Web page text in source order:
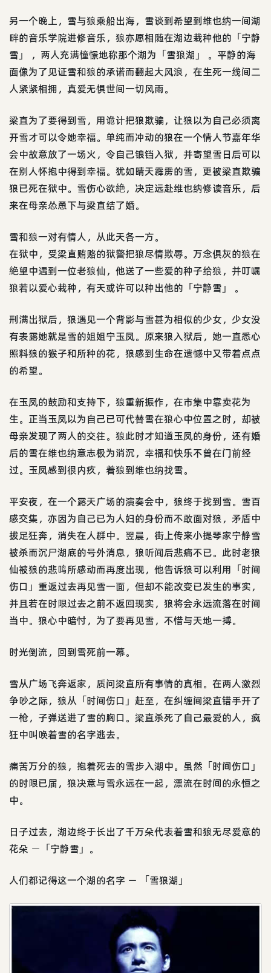
另一个晚上，雪与狼乘船出海，雪谈到希望到维也纳一间湖
畔的音乐学院进修音乐，狼亦愿相随在湖边栽种他的「宁静
雪」 ，两人充满憧憬地称那个湖为「雪狼湖」 。平静的海
面像为了见证雪和狼的承诺而翻起大风浪，在生死一线间二
人紧紧相拥，真爱无惧世间一切风雨。
梁直为了要得到雪，用诡计把狼欺骗，让狼以为自己必须离
开雪才可以令她幸福。单纯而冲动的狼在一个情人节嘉年华
会中故意放了一场火，令自己锒铛入狱，并寄望雪日后可以
在别人怀抱中得到幸福。犹如晴天霹雳的雪，更被梁直欺骗
狼已死在狱中。雪伤心欲絶，决定远赴维也纳修读音乐，后
来在母亲怂恿下与梁直结了婚。
雪和狼一对有情人，从此天各一方。
在狱中，受梁直贿赂的狱警把狼尽情欺辱。万念俱灰的狼在
絶望中遇到一位老狼仙，他送了一些爱的种子给狼，并叮嘱
狼若以爱心栽种，有天或许可以种出他的「宁静雪」 。
刑满出狱后，狼遇见一个背影与雪甚为相似的少女，少女没
有表露她就是雪的姐姐宁玉凤。原来狼入狱后，她一直悉心
照料狼的猴子和所种的花，狼感到生命在遗憾中又带着点点
的希望。
在玉凤的鼓励和支持下，狼重新振作，在市集中靠卖花为
生。正当玉凤以为自己已可代替雪在狼心中位置之时，却被
母亲发现了两人的交往。狼此时才知道玉凤的身份，还有婚
后的雪在维也纳意志极为消沉，幸福和快乐不曾在门前经
过。玉凤感到很内疚，着狼到维也纳找雪。
平安夜，在一个露天广场的演奏会中，狼终于找到雪。雪百
感交集，亦因为自己已为人妇的身份而不敢面对狼，矛盾中
拔足狂奔，消失在人群中。翌晨，街上传来小提琴家宁静雪
被杀而沉尸湖底的号外消息，狼听闻后悲痛不已。此时老狼
仙被狼的悲鸣所感动而再度出现，他告诉狼可以利用「时间
伤口」重返过去再见雪一面，但却不能改变已发生的事实，
并且若在时限过去之前不返回现实，狼将会永远流落在时间
当中。狼心中暗忖，为了要再见雪，不惜与天地一搏。
时光倒流，回到雪死前一幕。
雪从广场飞奔返家，质问梁直所有事情的真相。在两人激烈
争吵之际，狼从「时间伤口」赶至，在纠缠间梁直错手开了
一枪，子弹送进了雪的胸口。梁直杀死了自己最爱的人，疯
狂中叫唤着雪的名字逃去。
痛苦万分的狼，抱着死去的雪步入湖中。虽然「时间伤口」
的时限已届，狼决意与雪永远在一起，漂流在时间的永恒之
中。
日子过去，湖边终于长出了千万朵代表着雪和狼无尽爱意的
花朵 －「宁静雪」。
人们都记得这一个湖的名字 － 「雪狼湖」